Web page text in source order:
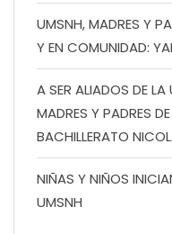
UMSNH, MADRES Y
Y EN COMUNIDAD:
A SER ALIADOS DE
MADRES Y PADRES
BACHILLERATO
NIÑAS Y NIÑOS
UMSNH